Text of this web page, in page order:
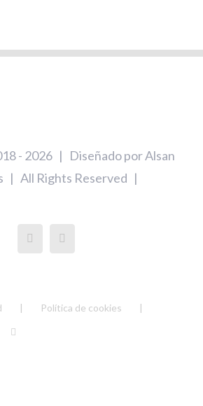
- 2026 | Diseñado porAlsan
| All Rights Reserved |
Política de cookies